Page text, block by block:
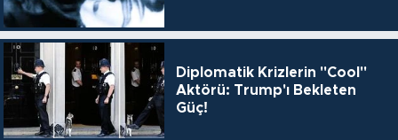
Diplomatik Krizlerin "Cool"
Aktörü: Trump'ı Bekleten
Güç!